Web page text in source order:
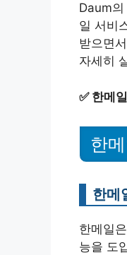
Daum
일 서비
받으면
자세히
✅ 한메
한
한메
한메일
능을 도